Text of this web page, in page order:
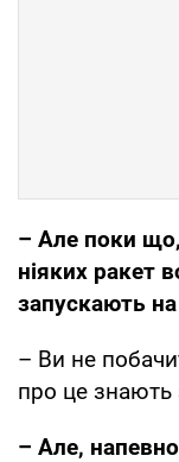
– Але поки
ніяких ракет
запускають
– Ви не
про це знають
– Але,